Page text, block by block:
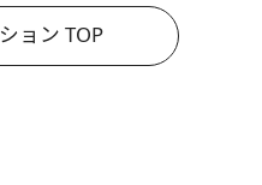
ョン TOP